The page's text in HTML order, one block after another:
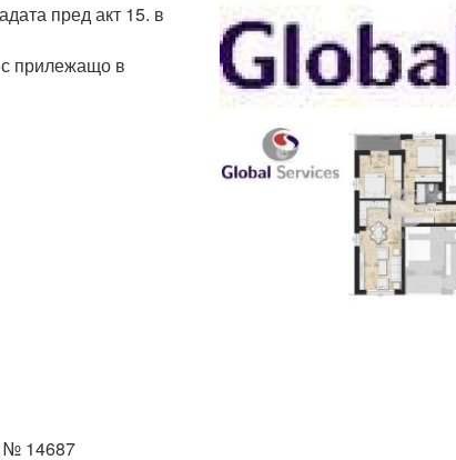
пред акт 15. в
прилежащо в